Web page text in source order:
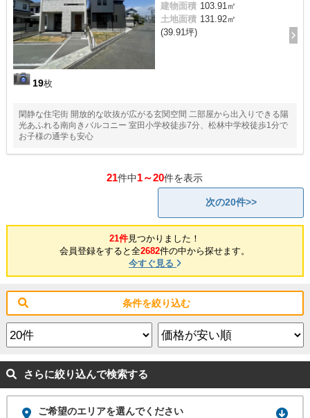
19枚
建物面積 103.91㎡
土地面積 131.92㎡
(39.91坪)
閑静な住宅街 開放的な吹抜が広がる玄関空間 二部屋から出入りできる陽
光あふれる南向きバルコニー 室田小学校徒歩7分、松林中学校徒歩1分で
お子様の通学も安心
21件中1～20件を表示
次の20件>>
21件見つかりました！
会員登録をすると全2682件の中から探せます。
今すぐ見る
条件を絞り込む
さらに絞り込んで検索する
ご希望のエリアを選んでください